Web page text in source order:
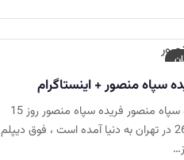
سپاه منصور + اینستاگرام
بیوگرافی فریده سپاه منصور فریده سپاه منصور روز 15
فروردین سال 26 در تهران به دنیا آمده است ، فوق دیپلم